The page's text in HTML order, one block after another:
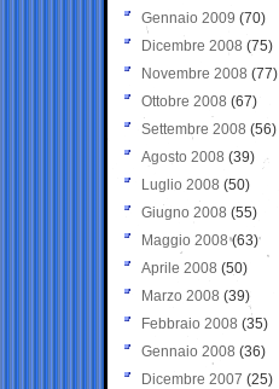
Gennaio 2009 (70)
Dicembre 2008 (75)
Novembre 2008 (77)
Ottobre 2008 (67)
Settembre 2008 (56)
Agosto 2008 (39)
Luglio 2008 (50)
Giugno 2008 (55)
Maggio 2008(63)
Aprile 2008 (50)
Marzo 2008 (39)
Febbraio 2008 (35)
Gennaio 2008 (36)
Dicembre 2007 (25)